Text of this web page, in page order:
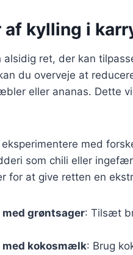
af kylling i
alsidig ret, der kan
du overveje at
eller ananas. Dette
med
som chili eller
for at give retten en
grøntsager: Tilsæt
med kokosmælk: Brug